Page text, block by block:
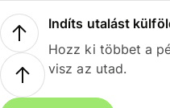
Indíts utalást
Hozz ki többet a
visz az utad.